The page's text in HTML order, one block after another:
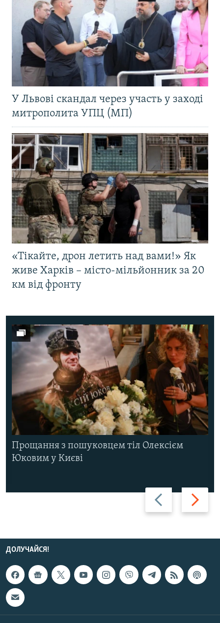
У Львові скандал через участь у заході
митрополита УПЦ (МП)
«Тікайте, дрон летить над вами!» Як
живе Харків – місто-мільйонник за 20
км від фронту
Назад Вперед
Прощання з пошуковцем тіл Олексієм
Юковим у Києві
ДОЛУЧАЙСЯ!